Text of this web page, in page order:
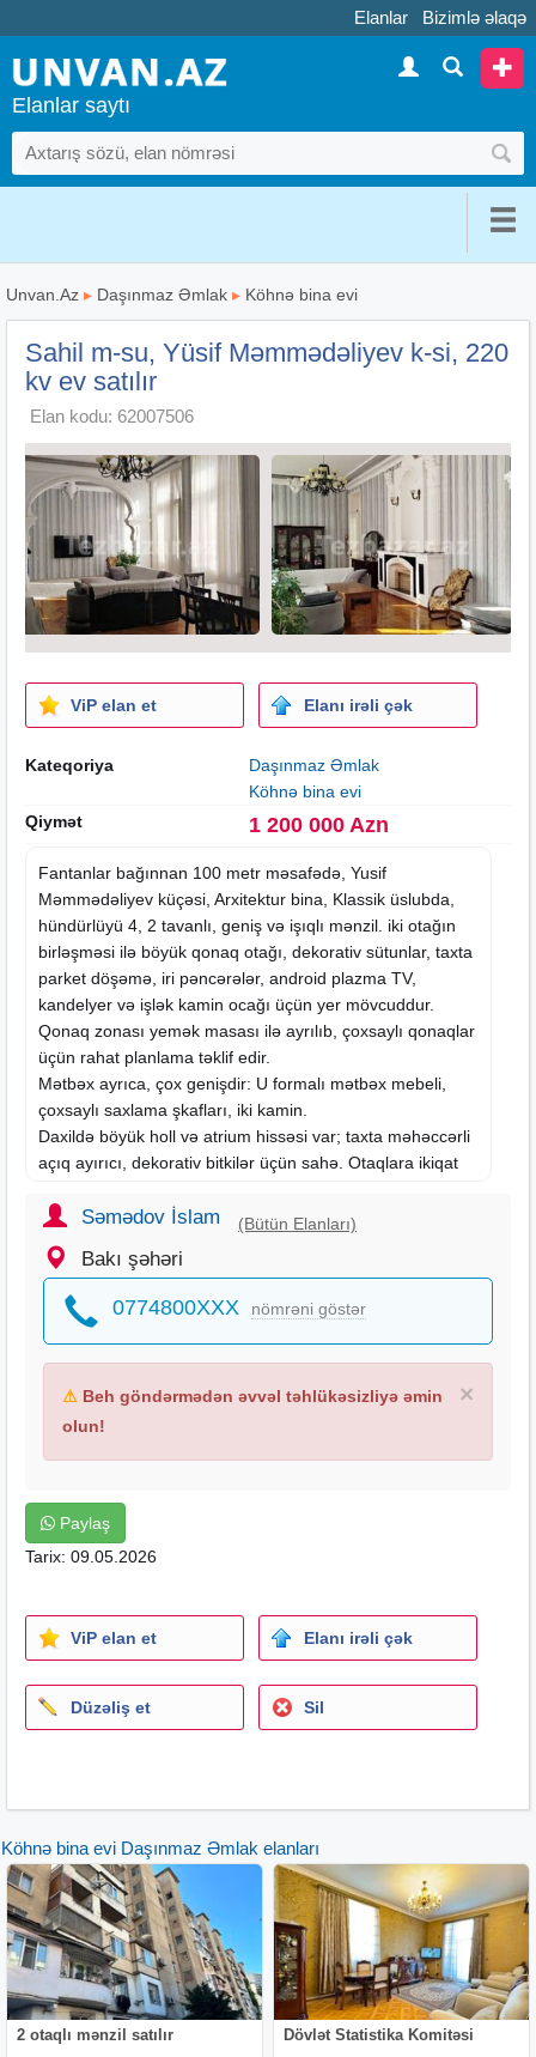
Elanlar Bizimlə əlaqə
Elanlar saytı
Unvan.Az ▸ Daşınmaz Əmlak ▸ Köhnə bina evi
Sahil m-su, Yüsif Məmmədəliyev k-si, 220
kv ev satılır
Elan kodu: 62007506
ViP elan et Elanı irəli çək
Kateqoriya
Daşınmaz Əmlak
Köhnə bina evi
Qiymət
1 200 000 Azn
Fantanlar bağınnan 100 metr məsafədə, Yusif
Məmmədəliyev küçəsi, Arxitektur bina, Klassik üslubda,
hündürlüyü 4, 2 tavanlı, geniş və işıqlı mənzil. iki otağın
birləşməsi ilə böyük qonaq otağı, dekorativ sütunlar, taxta
parket döşəmə, iri pəncərələr, android plazma TV,
kandelyer və işlək kamin ocağı üçün yer mövcuddur.
Qonaq zonası yemək masası ilə ayrılıb, çoxsaylı qonaqlar
üçün rahat planlama təklif edir.
Mətbəx ayrıca, çox genişdir: U formalı mətbəx mebeli
çoxsaylı saxlama şkafları, iki kamin.
Daxildə böyük holl və atrium hissəsi var; taxta məhəccərli
açıq ayırıcı, dekorativ bitkilər üçün sahə. Otaqlara ikiqat
klassik işıqlandırma.
Ümumi xüsusiyyətlər:
- Hündür tavanlar və geniş ölçülər
- Klassik memarlıq elementləri
- Böyük pəncərələr və təbii işıq
Zövqlü interyer və rahat planlama axtaranlar üçün uyğun,
məlumat üçün nömrənin (vatsapı) var..
Səmədov İslam (Bütün Elanları)
Bakı şəhəri
0774800XXX nömrəni göstər
×
⚠ Beh göndərmədən əvvəl təhlükəsizliyə əmin
olun!
Paylaş
Tarix: 09.05.2026
ViP elan et Elanı irəli çək
Düzəliş et Sil
Köhnə bina evi Daşınmaz Əmlak elanları
2 otaqlı mənzil satılır Dövlət Statistika Komitəsi